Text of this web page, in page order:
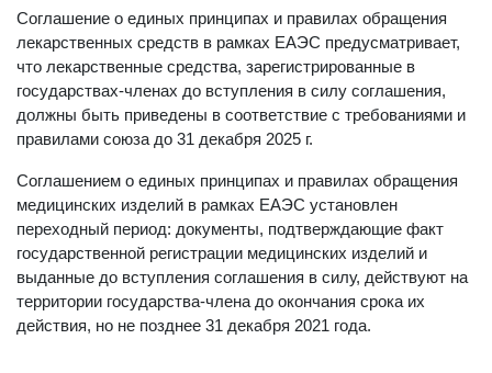
Соглашение о единых принципах и правилах обращения
лекарственных средств в рамках ЕАЭС предусматривает,
что лекарственные средства, зарегистрированные в
государствах-членах до вступления в силу соглашения,
должны быть приведены в соответствие с требованиями и
правилами союза до 31 декабря 2025 г.
Соглашением о единых принципах и правилах обращения
медицинских изделий в рамках ЕАЭС установлен
переходный период: документы, подтверждающие факт
государственной регистрации медицинских изделий и
выданные до вступления соглашения в силу, действуют на
территории государства-члена до окончания срока их
действия, но не позднее 31 декабря 2021 года.